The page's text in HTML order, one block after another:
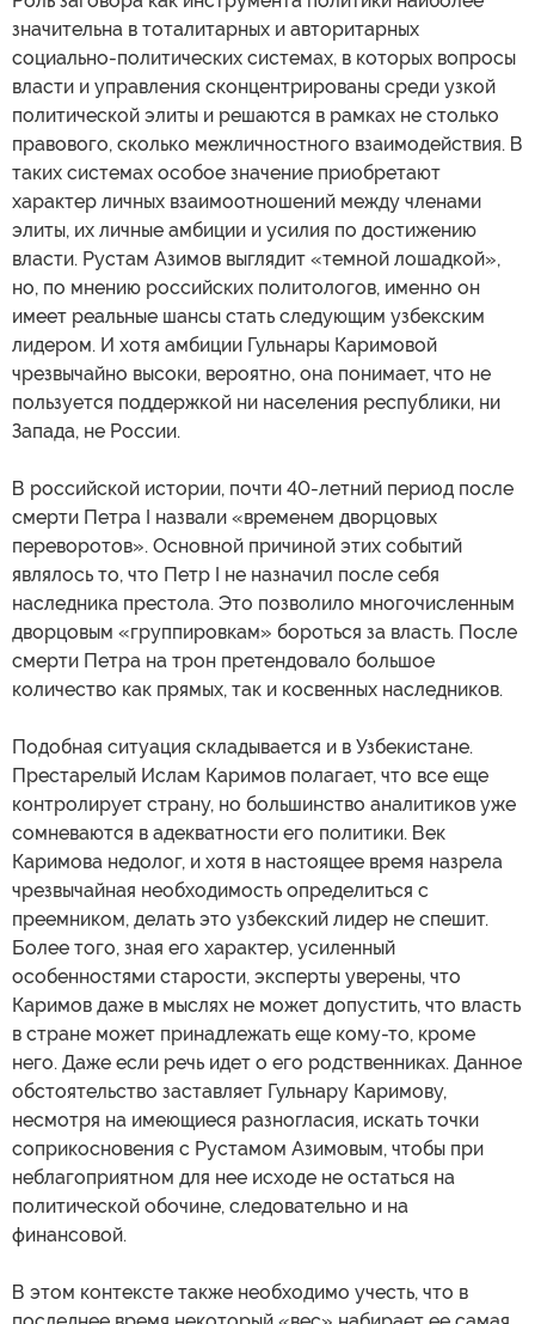
значительна в тоталитарных и авторитарных
социально-политических системах, в которых вопросы
власти и управления сконцентрированы среди узкой
политической элиты и решаются в рамках не столько
правового, сколько межличностного взаимодействия. В
таких системах особое значение приобретают
характер личных взаимоотношений между членами
элиты, их личные амбиции и усилия по достижению
власти. Рустам Азимов выглядит «темной лошадкой»,
но, по мнению российских политологов, именно он
имеет реальные шансы стать следующим узбекским
лидером. И хотя амбиции Гульнары Каримовой
чрезвычайно высоки, вероятно, она понимает, что не
пользуется поддержкой ни населения республики, ни
Запада, не России.
В российской истории, почти 40-летний период после
смерти Петра I назвали «временем дворцовых
переворотов». Основной причиной этих событий
являлось то, что Петр I не назначил после себя
наследника престола. Это позволило многочисленным
дворцовым «группировкам» бороться за власть. После
смерти Петра на трон претендовало большое
количество как прямых, так и косвенных наследников.
Подобная ситуация складывается и в Узбекистане.
Престарелый Ислам Каримов полагает, что все еще
контролирует страну, но большинство аналитиков уже
сомневаются в адекватности его политики. Век
Каримова недолог, и хотя в настоящее время назрела
чрезвычайная необходимость определиться с
преемником, делать это узбекский лидер не спешит.
Более того, зная его характер, усиленный
особенностями старости, эксперты уверены, что
Каримов даже в мыслях не может допустить, что власть
в стране может принадлежать еще кому-то, кроме
него. Даже если речь идет о его родственниках. Данное
обстоятельство заставляет Гульнару Каримову,
несмотря на имеющиеся разногласия, искать точки
соприкосновения с Рустамом Азимовым, чтобы при
неблагоприятном для нее исходе не остаться на
политической обочине, следовательно и на
финансовой.
В этом контексте также необходимо учесть, что в